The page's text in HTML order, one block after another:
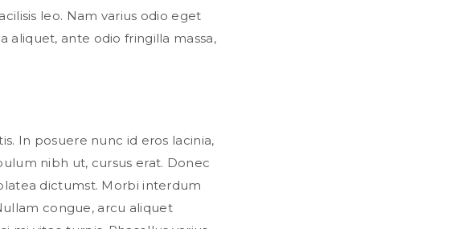
leo. Nam varius odio eget
aliquet, ante odio fringilla massa,
In posuere nunc id eros lacinia,
nibh ut, cursus erat. Donec
dictumst. Morbi interdum
congue, arcu aliquet